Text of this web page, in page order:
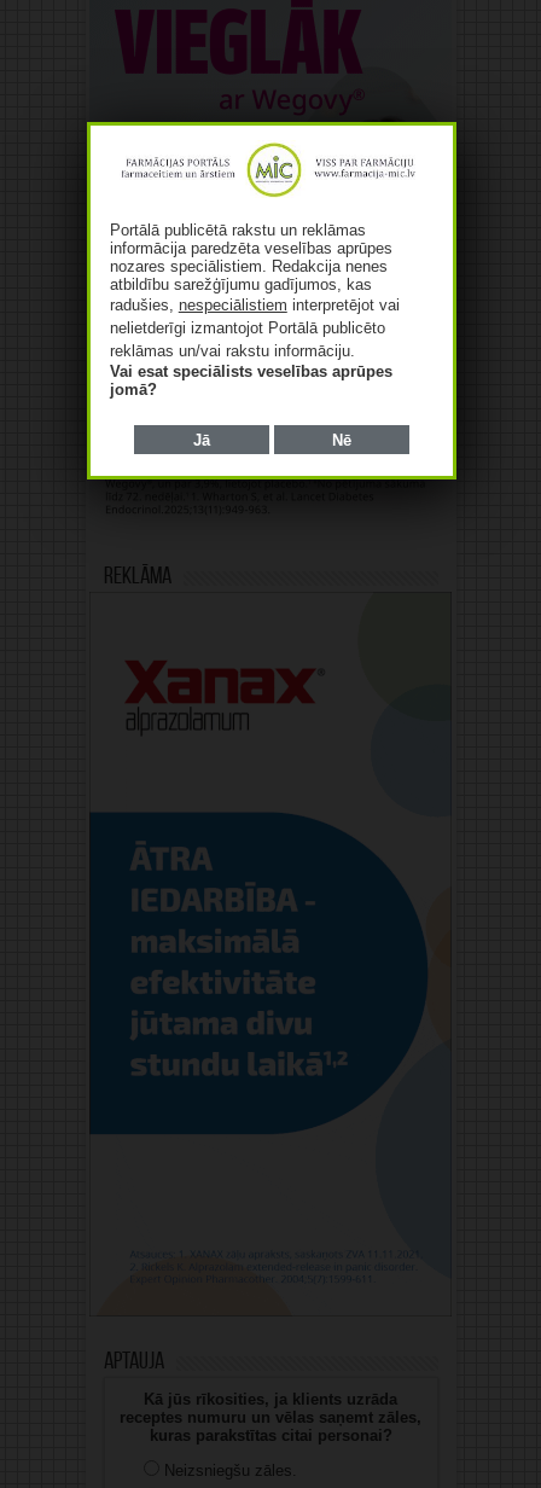
Reklāma
Aptauja
Kā jūs rīkosities, ja klients uzrāda
receptes numuru un vēlas saņemt zāles,
kuras parakstītas citai personai?
Neizsniegšu zāles.
Portālā publicētā rakstu un reklāmas
informācija paredzēta veselības aprūpes
nozares speciālistiem. Redakcija nenes
atbildību sarežģījumu gadījumos, kas
radušies, nespeciālistiem interpretējot vai
nelietderīgi izmantojot Portālā publicēto
reklāmas un/vai rakstu informāciju.
Vai esat speciālists veselības aprūpes
jomā?
Jā Nē